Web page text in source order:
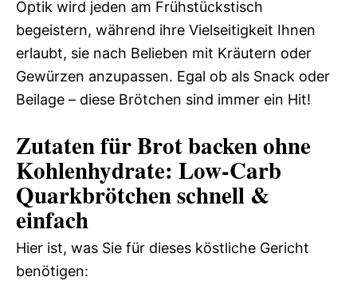
Optik wird jeden am Frühstückstisch
begeistern, während ihre Vielseitigkeit Ihnen
erlaubt, sie nach Belieben mit Kräutern oder
Gewürzen anzupassen. Egal ob als Snack oder
Beilage – diese Brötchen sind immer ein Hit!
Zutaten für Brot backen ohne
Kohlenhydrate: Low‑Carb
Quarkbrötchen schnell &
einfach
Hier ist, was Sie für dieses köstliche Gericht
benötigen: